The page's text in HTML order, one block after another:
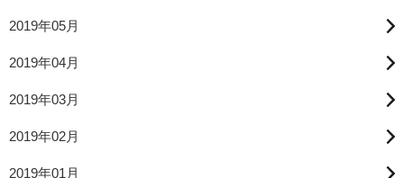
2019年05月
2019年04月
2019年03月
2019年02月
2019年01月